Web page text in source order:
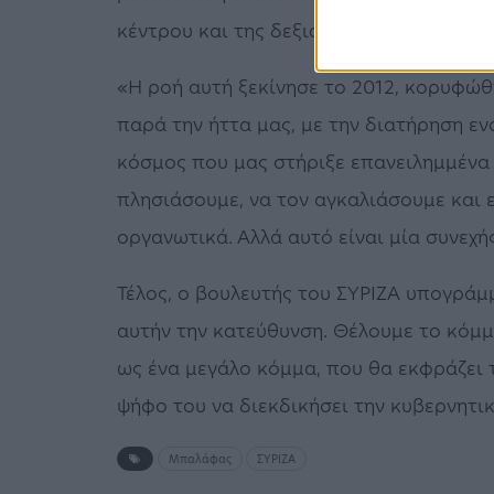
κέντρου και της δεξιάς προς εμάς»
«Η ροή αυτή ξεκίνησε το 2012,
παρά την ήττα μας, με την διατήρηση
κόσμος που μας στήριξε
πλησιάσουμε, να τον αγκαλιάσουμε και
οργανωτικά. Αλλά αυτό είναι μία
Τέλος, ο βουλευτής του ΣΥΡΙΖΑ
αυτήν την κατεύθυνση. Θέλουμε το
ως ένα μεγάλο κόμμα, που θα εκφράζει
ψήφο του να διεκδικήσει την
Μπαλάφας ΣΥΡΙΖΑ